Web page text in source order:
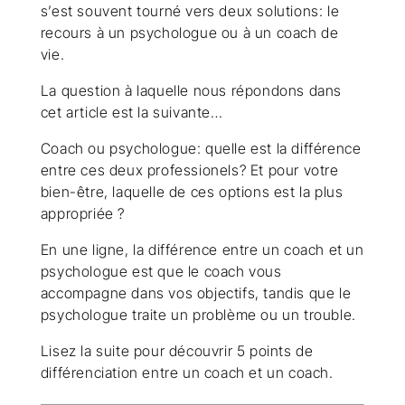
s’est souvent tourné vers deux solutions: le
recours à un psychologue ou à un coach de
vie.
La question à laquelle nous répondons dans
cet article est la suivante…
Coach ou psychologue: quelle est la différence
entre ces deux professionels? Et pour votre
bien-être, laquelle de ces options est la plus
appropriée ?
En une ligne, la différence entre un coach et un
psychologue est que le coach vous
accompagne dans vos objectifs, tandis que le
psychologue traite un problème ou un trouble.
Lisez la suite pour découvrir 5 points de
différenciation entre un coach et un coach.